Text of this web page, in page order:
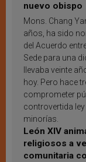
nuevo obispo
Mons. Chang
años, ha sido
del Acuerdo
Sede para una
llevaba veinte
hoy. Pero hace
comprometer
controvertida
minorías.
León XIV
religiosos a
comunitaria